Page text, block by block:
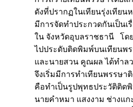
ดังที่ปรากฏในเทียนรุ่งเทีย
มีการจัดทำประกวดกันเป็น
ใน จังหวัดอุบลราชธานี โด
ไปประดับติดพิมพ์บนเทียนพ
และนายสวน คูณผล ได้ทำ
จึงเริ่มมีการทำเทียนพรรษ
คือทำเป็นรูปพุทธประวัติติ
นายคำหมา แสงงาม ช่างแ